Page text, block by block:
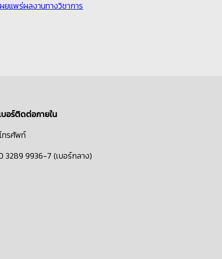
ยแพร่ผลงานทางวิชาการ
บอร์ติดต่อภายใน
ทรศัพท์
3289 9936-7 (เบอร์กลาง)